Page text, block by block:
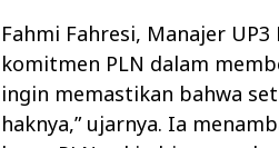
Fahmi Fahresi, Manajer
komitmen PLN dalam
ingin memastikan bahwa
haknya,” ujarnya. Ia